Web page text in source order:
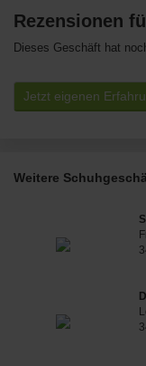
Rezensionen
Dieses Geschäft hat
Jetzt eigenen
Weitere